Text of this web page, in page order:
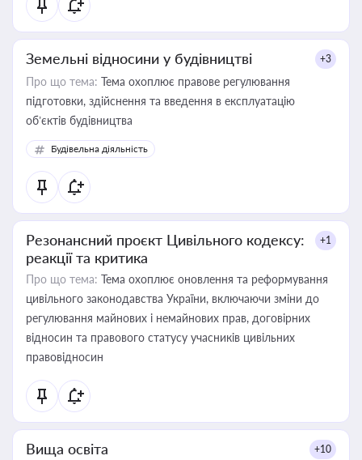
Земельні відносини у будівництві +3
Про що тема: Тема охоплює правове регулювання
підготовки, здійснення та введення в експлуатацію
об’єктів будівництва
Будівельна діяльність
Резонансний проєкт Цивільного кодексу:
реакції та критика
+1
Про що тема: Тема охоплює оновлення та реформування
цивільного законодавства України, включаючи зміни до
регулювання майнових і немайнових прав, договірних
відносин та правового статусу учасників цивільних
правовідносин
Вища освіта +10